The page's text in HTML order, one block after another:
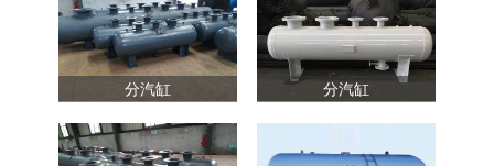
分汽缸 分汽缸